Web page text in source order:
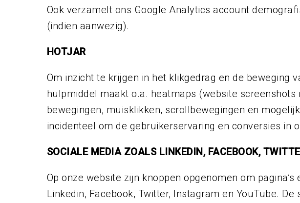
Ook verzamelt ons Google Analytics account
(indien aanwezig).
HOTJAR
Om inzicht te krijgen in het klikgedrag en de beweging
hulpmiddel maakt o.a. heatmaps (website
bewegingen, muisklikken, scrollbewegingen en
incidenteel om de gebruikerservaring en conversies in
SOCIALE MEDIA ZOALS LINKEDIN, FACEBOOK,
Op onze website zijn knoppen opgenomen om
Linkedin, Facebook, Twitter, Instagram en YouTube.